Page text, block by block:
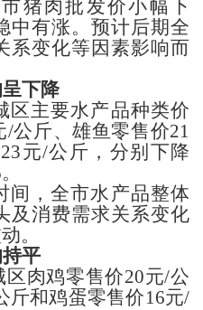
猪肉批发价小幅下
有涨。 预计后期全
系变化等因素影响而
下降
区主要水产品种类价
/公斤、雄鱼零售价21
23元/公斤， 分别下降
间，全市水产品整体
及消费需求关系变化
。
平
区肉鸡零售价20元/公
斤和鸡蛋零售价16元/